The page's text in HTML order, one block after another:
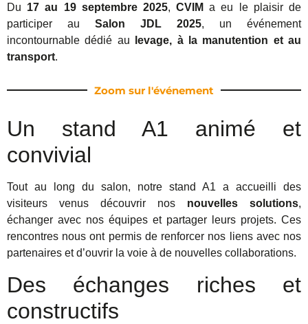
Du 17 au 19 septembre 2025,CVIM a eu le plaisir de
participer au Salon JDL 2025, un événement
incontournable dédié au
levage, à la manutention et au
transport.
Zoom sur l'événement
Un stand A1 animé et
convivial
Tout au long du salon, notre stand A1 a accueilli des
visiteurs venus découvrir nos nouvelles solutions,
échanger avec nos équipes et partager leurs projets. Ces
rencontres nous ont permis de renforcer nos liens avec nos
partenaires et d’ouvrir la voie à de nouvelles collaborations.
Des échanges riches et
constructifs